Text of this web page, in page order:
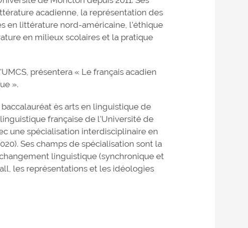
acadienne, la représentation des
en littérature nord-américaine, l’éthique
en milieux scolaires et la pratique
présentera « Le français acadien
».
ès arts en linguistique de
française de l'Université de
une spécialisation interdisciplinaire en
Ses champs de spécialisation sont la
linguistique (synchronique et
les représentations et les idéologies